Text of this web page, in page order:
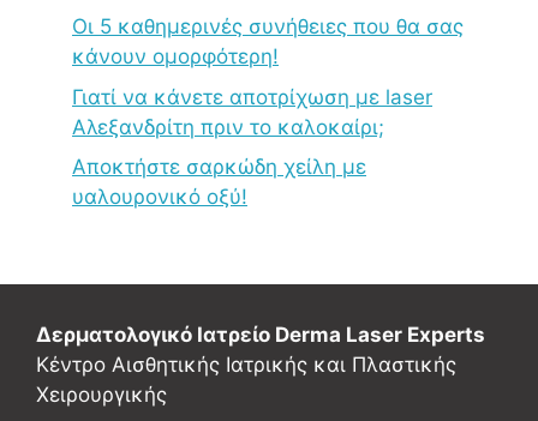
Οι 5 καθημερινές συνήθειες που θα σας
κάνουν ομορφότερη!
Γιατί να κάνετε αποτρίχωση με laser
Αλεξανδρίτη πριν το καλοκαίρι;
Αποκτήστε σαρκώδη χείλη με
υαλουρονικό οξύ!
Δερματολογικό Ιατρείο Derma Laser Experts
Κέντρο Αισθητικής Ιατρικής και Πλαστικής
Χειρουργικής